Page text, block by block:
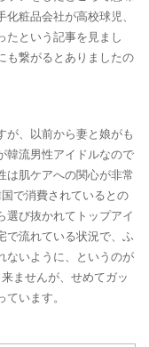
粧品会社が高校球児、
たという記事を見まし
も繋がるとありましたの
が、以前から妻と娘がも
韓流男性アイドルなので
は肌ケアへの関心が非常
で消費されているとの
選び抜かれてトップアイ
で流れている状況で、ふ
ないように、というのが
ませんが、せめてガッ
います。